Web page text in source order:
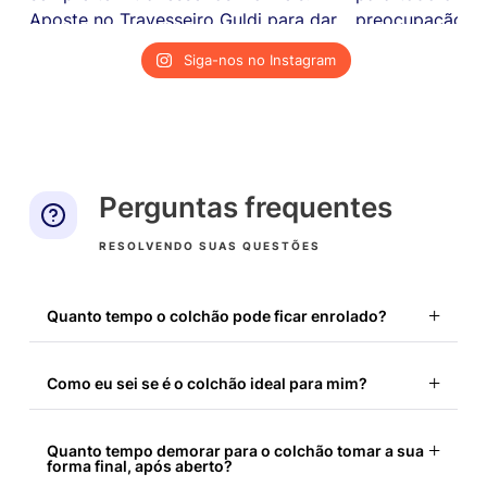
Siga-nos no Instagram
Perguntas frequentes
RESOLVENDO SUAS QUESTÕES
Quanto tempo o colchão pode ficar enrolado?
assim que é entregue, para não perder o prazo
seja possível, o colchão deve ser aberto em até
3 meses após o recebimento.
Como eu sei se é o colchão ideal para mim?
uma ótima noite de sono pela combinação
Quanto tempo demorar para o colchão tomar a sua
forma final, após aberto?